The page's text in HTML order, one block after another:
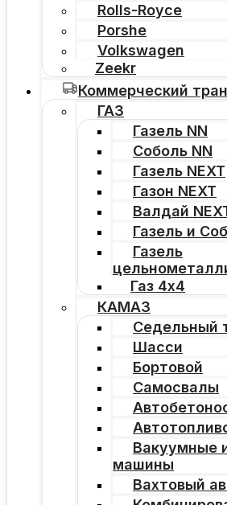
Rolls-Royce
Porshe
Volkswagen
Zeekr
Коммерческий
ГАЗ
Газель NN
Соболь NN
Газель NEXT
Газон NEXT
Валдай
Газель и
Газель
Газ 4х4
КАМАЗ
Седельный
Шасси
Бортовой
Самосвалы
Вакуумные
машины
Вахтовый